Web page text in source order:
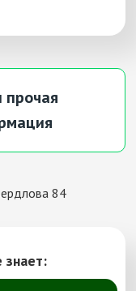
Викторович
84